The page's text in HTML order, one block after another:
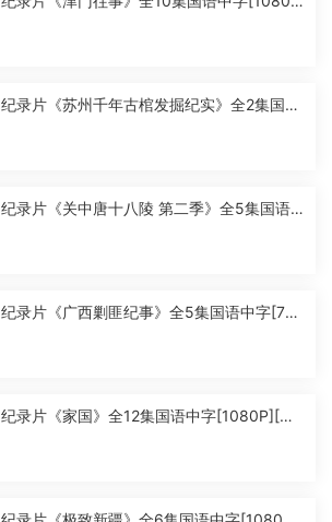
纪录片《苏州千年古棺发掘纪实》全2集国语
纪录片《关中唐十八陵 第二季》全5集国语
纪录片《广西剿匪纪事》全5集国语中字[720
纪录片《家国》全12集国语中字[1080P][MP